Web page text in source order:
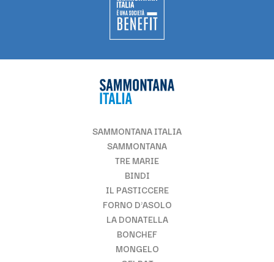
SAMMONTANA ITALIA
SAMMONTANA
TRE MARIE
BINDI
IL PASTICCERE
FORNO D'ASOLO
LA DONATELLA
BONCHEF
MONGELO